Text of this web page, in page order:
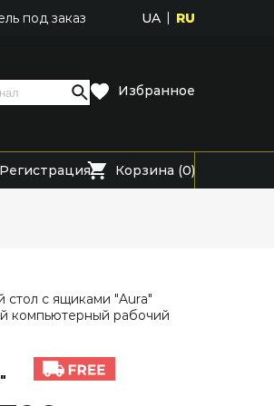
под заказ UA RU
Избранное
Регистрация Корзина (0)
с ящиками "Aura"
компьютерный рабочий